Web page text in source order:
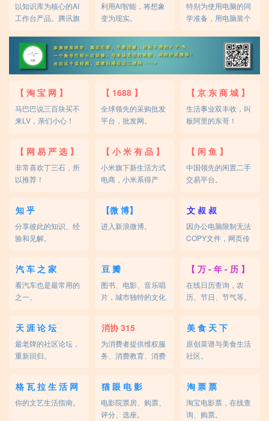
以知识库为核心的AI
工作台产品。腾讯旗
利用AI智能，将想象
变为现实。
特别为使用电脑的同
学准备，用电脑装个
【 淘 宝 网 】
马巴巴说三百块买不
来LV，亲们小心！
【 1688 】
全球领先的采购批发
平台，批发网。
【 京 东 商 城 】
生活事业双丰收，叫
板阿里的东哥！
【 网 易 严 选 】
非常喜欢丁三石，所
以推荐！
【 小 米 有 品 】
小米旗下新生活方式
电商，小米系得产
【 闲 鱼 】
中国领先的闲置二手
交易平台。
知 乎
分享彼此的知识、经
验和见解。
【微 博】
进入新浪微博。
文 叔 叔
因办公电脑限制无法
COPY文件，网页传
汽 车 之 家
看汽车也是最常用的
之一。
豆 瓣
图书、电影、音乐唱
片，城市独特的文化
【 万 - 年 - 历 】
在线日历查询，农
历、节日、节气等。
天 涯 论 坛
最老牌的社区论坛，
重新回归。
消协 315
为消费者提供维权服
务、消费教育、消费
美 食 天 下
原创菜谱与美食生活
社区。
格 瓦 拉 生 活 网
你的文艺生活指南。
猫 眼 电 影
电影院票房、购票、
评分、选座。
淘 票 票
淘宝电影票，在线查
询、购票。